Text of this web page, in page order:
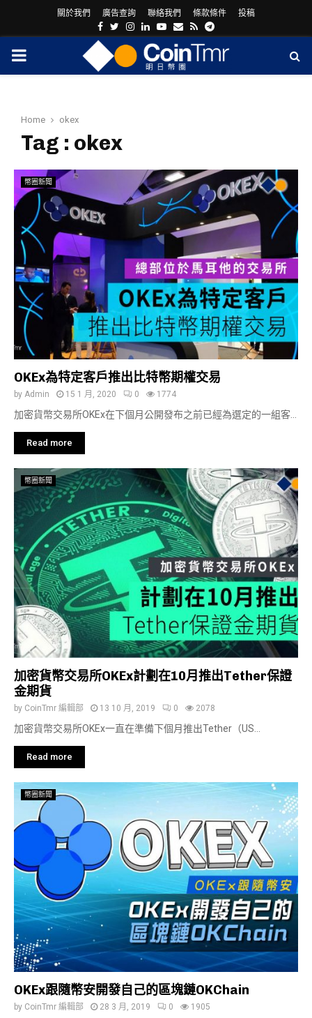
關於我們 廣告查詢 聯絡我們 條款條件 投稿
Facebook
Twitter
Instagram
LinkedinYoutube
Email
RssTelegram
PRIMARY
Home okex
Tag : okex
幣圈新聞
OKEx為特定客戶推出比特幣期權交易
by Admin 15 1 月, 2020 0 1774
加密貨幣交易所OKEx在下個月公開發布之前已經為選定的一組客...
Read more
幣圈新聞
加密貨幣交易所OKEx計劃在10月推出Tether保證
金期貨
by CoinTmr 編輯部 13 10 月, 2019 0 2078
加密貨幣交易所OKEx一直在準備下個月推出Tether（US...
Read more
幣圈新聞
OKEx跟隨幣安開發自己的區塊鏈OKChain
by CoinTmr 編輯部 28 3 月, 2019 0 1905